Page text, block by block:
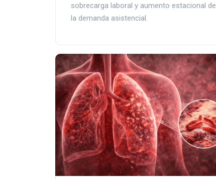
sobrecarga laboral y aumento estacional de
la demanda asistencial.